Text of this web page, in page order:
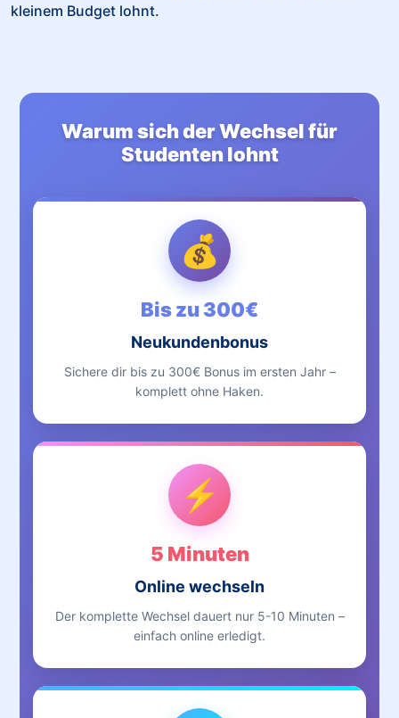
kleinem Budget lohnt.
Warum sich der Wechsel für
Studenten lohnt
💰
Bis zu 300€
Neukundenbonus
Sichere dir bis zu 300€ Bonus im ersten Jahr –
komplett ohne Haken.
⚡
5 Minuten
Online wechseln
Der komplette Wechsel dauert nur 5-10 Minuten –
einfach online erledigt.